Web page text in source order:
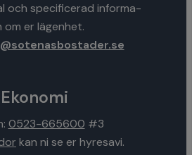
och specificerad informa-
om er lägenhet.
Ekonomi
0523-665600 #3
kan ni se er hyresavi.